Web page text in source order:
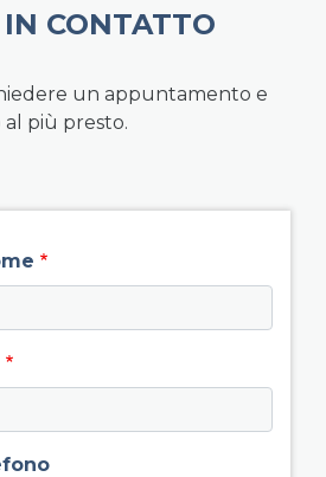
CONTATTO
un appuntamento e
più presto.